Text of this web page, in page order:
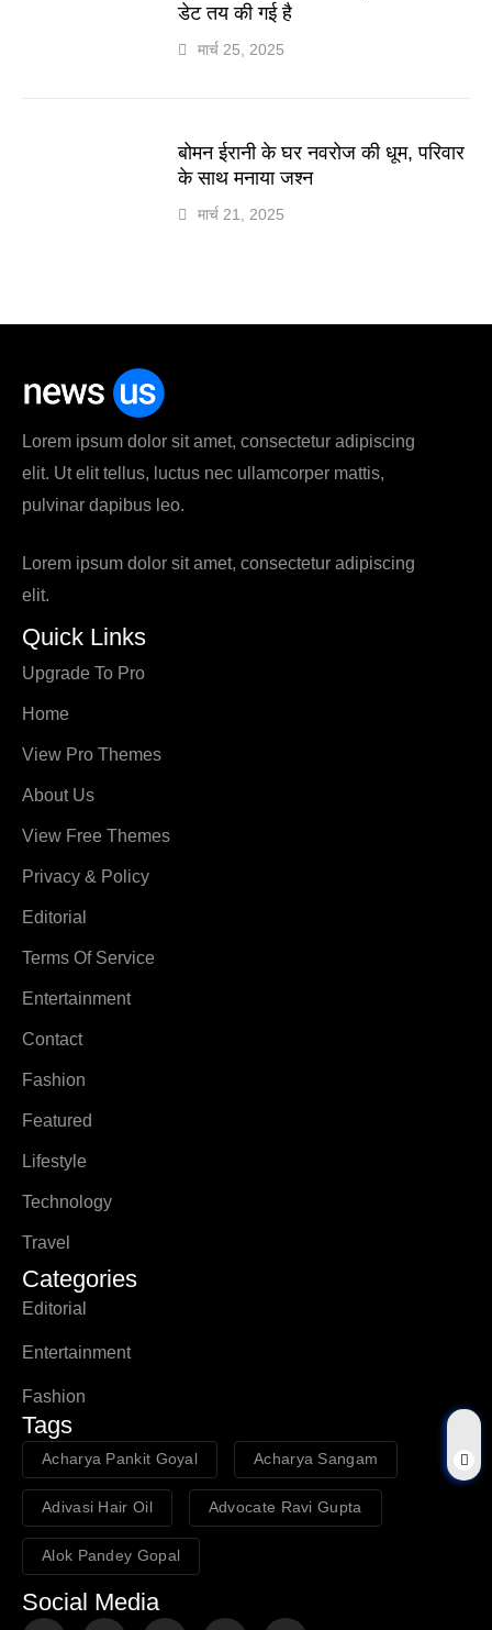
डेट तय की गई है
मार्च 25, 2025
बोमन ईरानी के घर नवरोज की धूम, परिवार
के साथ मनाया जश्न
मार्च 21, 2025
Lorem ipsum dolor sit amet, consectetur adipiscing
elit. Ut elit tellus, luctus nec ullamcorper mattis,
pulvinar dapibus leo.
Lorem ipsum dolor sit amet, consectetur adipiscing
elit.
Quick Links
Upgrade To Pro
Home
View Pro Themes
About Us
View Free Themes
Privacy & Policy
Editorial
Terms Of Service
Entertainment
Contact
Fashion
Featured
Lifestyle
Technology
Travel
Categories
Editorial
Entertainment
Fashion
Tags
Acharya Pankit Goyal Acharya Sangam
Adivasi Hair Oil Advocate Ravi Gupta
Alok Pandey Gopal
Social Media